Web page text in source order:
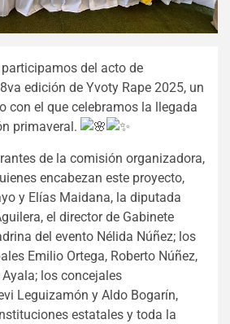
del acto de
edición de Yvoty Rape 2025, un
con el que celebramos la llegada
primaveral.
de la comisión organizadora,
encabezan este proyecto,
y Elías Maidana, la diputada
el director de Gabinete
del evento Nélida Núñez; los
Emilio Ortega, Roberto Núñez,
los concejales
Leguizamón y Aldo Bogarín,
estatales y toda la